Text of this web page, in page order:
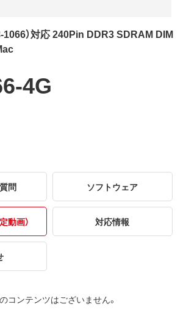
1066）対応 240Pin DDR3 SDRAM DIM
4G
問 ソフトウェア
動画） 対応情報
コンテンツはございません。